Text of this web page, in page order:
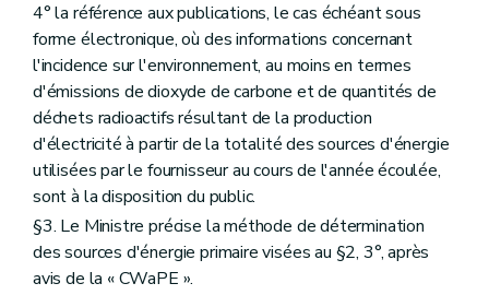
4° la référence aux publications, le cas échéant sous
forme électronique, où des informations concernant
l'incidence sur l'environnement, au moins en termes
d'émissions de dioxyde de carbone et de quantités de
déchets radioactifs résultant de la production
d'électricité à partir de la totalité des sources d'énergie
utilisées par le fournisseur au cours de l'année écoulée,
sont à la disposition du public.
§3. Le Ministre précise la méthode de détermination
des sources d'énergie primaire visées au §2, 3°, après
avis de la « CWaPE ».